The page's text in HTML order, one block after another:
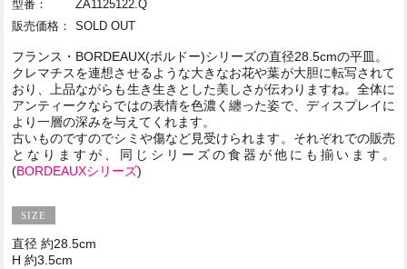
型番：
ZA1125122.Q
販売価格：
SOLD OUT
フランス・BORDEAUX(ボルドー)シリーズの直径28.5cmの平皿。
クレマチスを連想させるような大きなお花や葉が大胆に転写されて
おり、上品ながらも生き生きとした美しさが伝わりますね。全体に
アンティークならではの表情を色濃く纏った姿で、ディスプレイに
より一層の深みを与えてくれます。
古いものですのでシミや傷など見受けられます。それぞれでの販売
となりますが、同じシリーズの食器が他にも揃います。
(BORDEAUXシリーズ)
直径 約28.5cm
H 約3.5cm